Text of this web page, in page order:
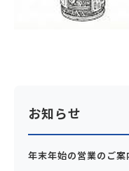
お知らせ
年末年始の営業のご案